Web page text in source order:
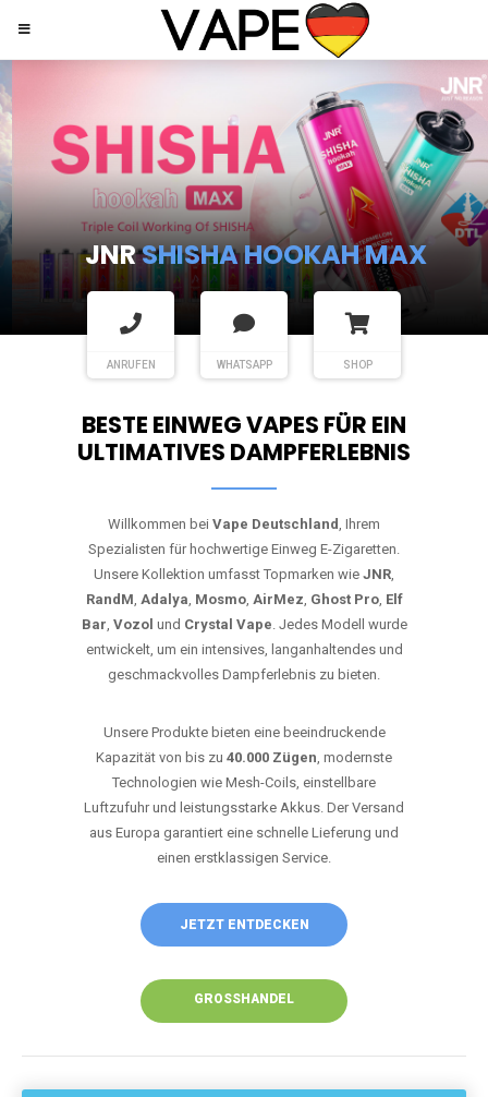
JNRSHISHA HOOKAH MAX
ANRUFEN WHATSAPP SHOP
BESTE EINWEG VAPES FÜR EIN
ULTIMATIVES DAMPFERLEBNIS
Willkommen bei Vape Deutschland, Ihrem
Spezialisten für hochwertige Einweg E-Zigaretten.
Unsere Kollektion umfasst Topmarken wie JNR,
RandM, Adalya, Mosmo, AirMez, Ghost Pro, Elf
Bar, Vozol und Crystal Vape. Jedes Modell wurde
entwickelt, um ein intensives, langanhaltendes und
geschmackvolles Dampferlebnis zu bieten.
Unsere Produkte bieten eine beeindruckende
Kapazität von bis zu 40.000 Zügen, modernste
Technologien wie Mesh-Coils, einstellbare
Luftzufuhr und leistungsstarke Akkus. Der Versand
aus Europa garantiert eine schnelle Lieferung und
einen erstklassigen Service.
JETZT ENTDECKEN
GROSSHANDEL